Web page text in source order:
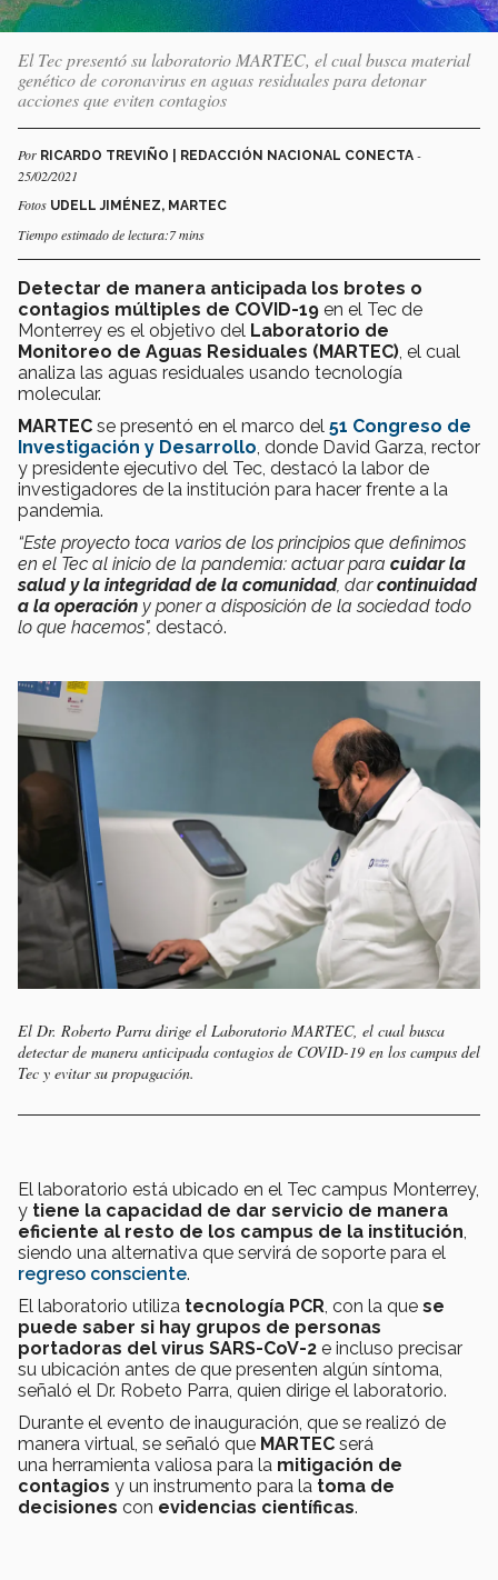
El Tec presentó su laboratorio MARTEC, el cual busca material
genético de coronavirus en aguas residuales para detonar
acciones que eviten contagios
Por RICARDO TREVIÑO | REDACCIÓN NACIONAL CONECTA -
25/02/2021
Fotos UDELL JIMÉNEZ, MARTEC
Tiempo estimado de lectura:7 mins
Detectar de manera anticipada los brotes o
contagios múltiples de COVID-19 en el Tec de
Monterrey es el objetivo del Laboratorio de
Monitoreo de Aguas Residuales (MARTEC) , el cual
analiza las aguas residuales usando tecnología
molecular.
MARTEC se presentó en el marco del 51 Congreso de
Investigación y Desarrollo , donde David Garza, rector
y presidente ejecutivo del Tec, destacó la labor de
investigadores de la institución para hacer frente a la
pandemia.
“Este proyecto toca varios de los principios que definimos
en el Tec al inicio de la pandemia: actuar para cuidar la
salud y la integridad de la comunidad, darcontinuidad
a la operación y poner a disposición de la sociedad todo
lo que hacemos", destacó.
El Dr. Roberto Parra dirige el Laboratorio MARTEC, el cual busca
detectar de manera anticipada contagios de COVID-19 en los campus del
Tec y evitar su propagación.
El laboratorio está ubicado en el Tec campus Monterrey,
y tiene la capacidad de dar servicio de manera
eficiente al resto de los campus de la institución,
siendo una alternativa que servirá de soporte para el
regreso consciente.
El laboratorio utiliza tecnología PCR, con la que se
puede saber si hay grupos de personas
portadoras del virus SARS-CoV-2 e incluso precisar
su ubicación antes de que presenten algún síntoma,
señaló el Dr. Robeto Parra, quien dirige el laboratorio.
Durante el evento de inauguración, que se realizó de
manera virtual, se señaló que MARTEC será
una herramienta valiosa para la mitigación de
contagios y un instrumento para la toma de
decisiones con evidencias científicas.